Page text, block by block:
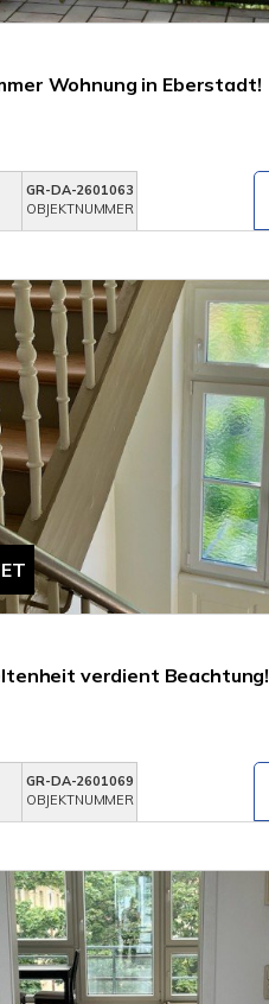
Wohnung in Eberstadt!
GR-DA-2601063
OBJEKTNUMMER
verdient Beachtung!
GR-DA-2601069
OBJEKTNUMMER